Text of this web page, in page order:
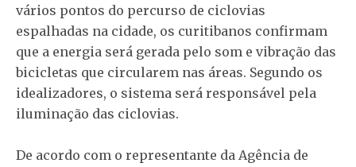
vários pontos do percurso de ciclovias
espalhadas na cidade, os curitibanos confirmam
que a energia será gerada pelo som e vibração das
bicicletas que circularem nas áreas. Segundo os
idealizadores, o sistema será responsável pela
iluminação das ciclovias.
De acordo com o representante da Agência de